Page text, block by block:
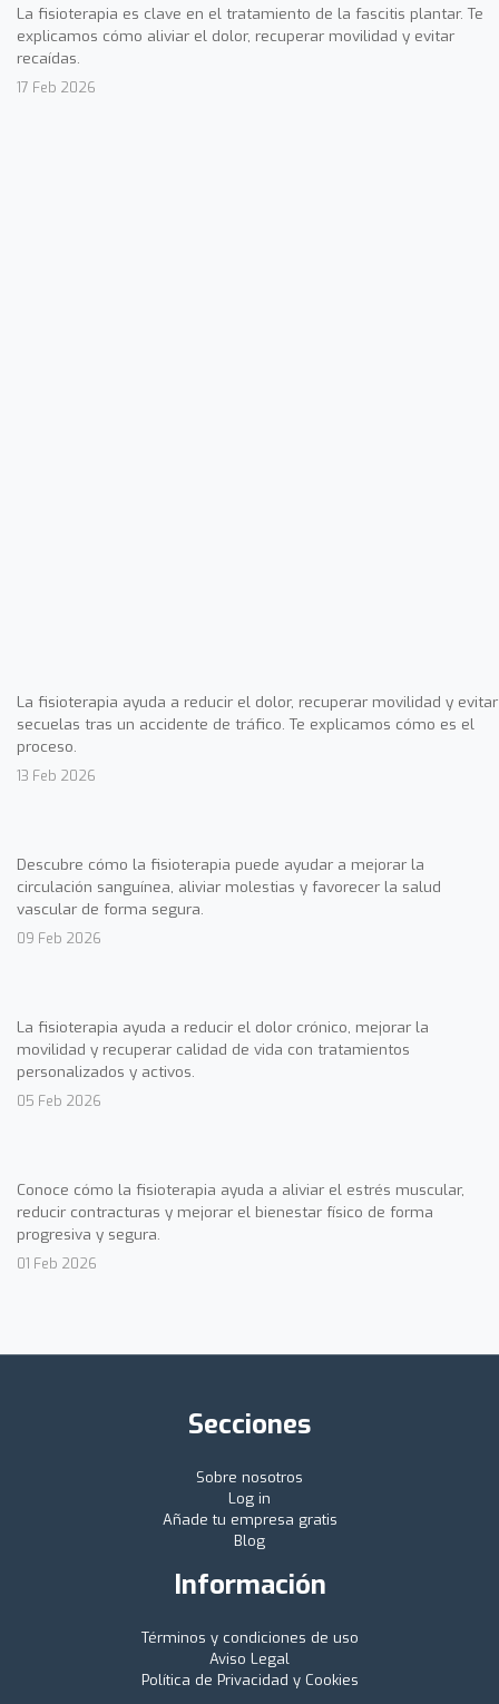
La fisioterapia es clave en el tratamiento de la fascitis plantar. Te
explicamos cómo aliviar el dolor, recuperar movilidad y evitar
recaídas.
17 Feb 2026
La fisioterapia ayuda a reducir el dolor, recuperar movilidad y evitar
secuelas tras un accidente de tráfico. Te explicamos cómo es el
proceso.
13 Feb 2026
Descubre cómo la fisioterapia puede ayudar a mejorar la
circulación sanguínea, aliviar molestias y favorecer la salud
vascular de forma segura.
09 Feb 2026
La fisioterapia ayuda a reducir el dolor crónico, mejorar la
movilidad y recuperar calidad de vida con tratamientos
personalizados y activos.
05 Feb 2026
Conoce cómo la fisioterapia ayuda a aliviar el estrés muscular,
reducir contracturas y mejorar el bienestar físico de forma
progresiva y segura.
01 Feb 2026
Secciones
Sobre nosotros
Log in
Añade tu empresa gratis
Blog
Información
Términos y condiciones de uso
Aviso Legal
Política de Privacidad y Cookies